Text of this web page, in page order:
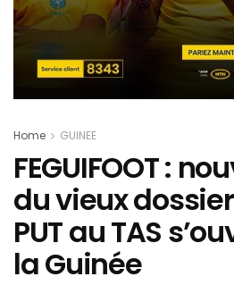
Home GUINEE
FEGUIFOOT :
du vieux
PUT au TAS
la Guinée